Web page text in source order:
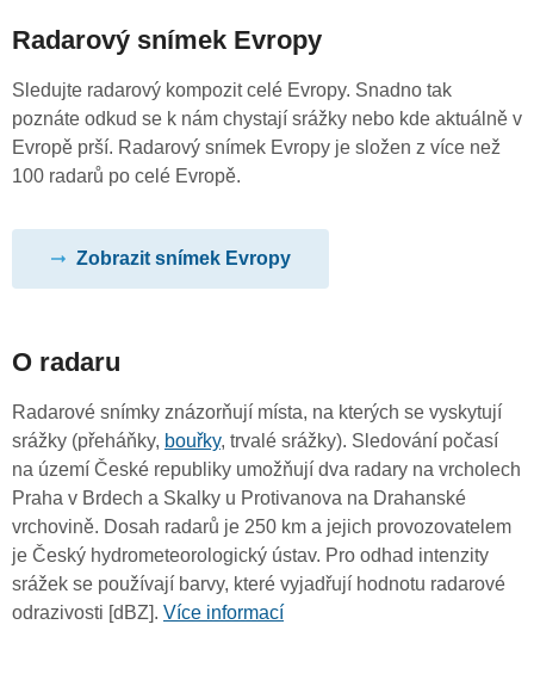
Radarový snímek Evropy
Sledujte radarový kompozit celé Evropy. Snadno tak
poznáte odkud se k nám chystají srážky nebo kde aktuálně v
Evropě prší. Radarový snímek Evropy je složen z více než
100 radarů po celé Evropě.
Zobrazit snímek Evropy
O radaru
Radarové snímky znázorňují místa, na kterých se vyskytují
srážky (přeháňky, bouřky, trvalé srážky). Sledování počasí
na území České republiky umožňují dva radary na vrcholech
Praha v Brdech a Skalky u Protivanova na Drahanské
vrchovině. Dosah radarů je 250 km a jejich provozovatelem
je Český hydrometeorologický ústav. Pro odhad intenzity
srážek se používají barvy, které vyjadřují hodnotu radarové
odrazivosti [dBZ]. Více informací